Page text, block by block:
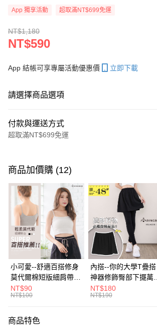
App 獨享活動 超取滿NT$699免運
NT$1,180
NT$590
App 結帳可享專屬活動優惠價 立即下載
請選擇商品選項
付款與運送方式
超取滿NT$699免運
信用卡一次付款
超商取貨付款
LINE Pay
Apple Pay
街口支付
悠遊付
Google Pay
全盈+PAY
大哥付你分期
商品加價購 (12)
小可愛--舒適百搭修身
莫代爾棉短版細肩帶素
色背心(白.黑.灰L-2L)-
U582眼圈熊中大尺碼
NT$90
NT$100
內搭--你的大學T疊搭
神器修飾臀部下擺萬用
內搭裙/遮臀裙(黑2L-
6L)-Q155眼圈熊中大
NT$180
NT$190
商品特色